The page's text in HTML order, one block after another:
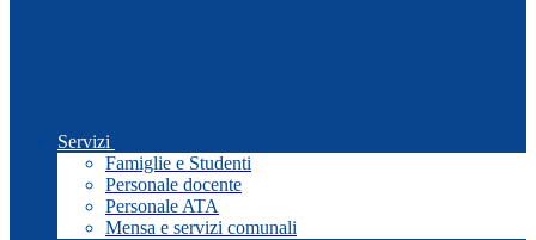
Servizi
Famiglie e Studenti
Personale docente
Personale ATA
Mensa e servizi comunali